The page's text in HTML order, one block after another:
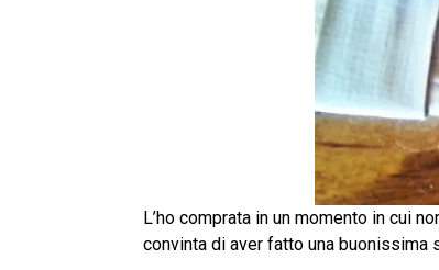
L’ho comprata in un momento in cui
convinta di aver fatto una buonissima